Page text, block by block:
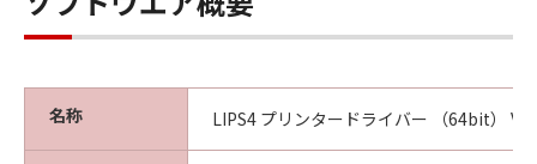
律により無効であると決定された場合でも、そ
す。
名称 LIPS4 プリンタードライバー （64bit）